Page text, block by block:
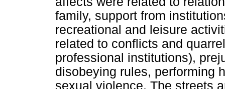
family, support from
recreational and leisure
related to conflicts and
professional institutions),
disobeying rules, performing
sexual violence. The streets